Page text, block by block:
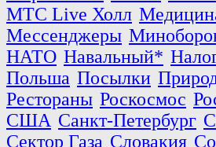
МТС Live Холл
Мессенджеры
НАТО Навальный*
Польша Посылки
Рестораны Роскосмос
США Санкт-Петербург
Сектор Газа Словакия